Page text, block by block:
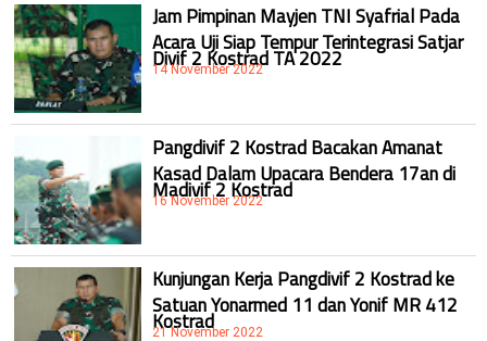
Jam Pimpinan Mayjen TNI Syafrial Pada
Acara Uji Siap Tempur Terintegrasi Satjar
Divif 2 Kostrad TA 2022
14 November 2022
Pangdivif 2 Kostrad Bacakan Amanat
Kasad Dalam Upacara Bendera 17an di
Madivif 2 Kostrad
16 November 2022
Kunjungan Kerja Pangdivif 2 Kostrad ke
Satuan Yonarmed 11 dan Yonif MR 412
Kostrad
21 November 2022